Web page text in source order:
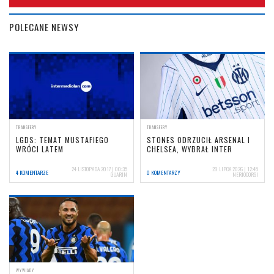
POLECANE NEWSY
TRANSFERY
LGDS: TEMAT MUSTAFIEGO
WRÓCI LATEM
4 KOMENTARZE 24 LISTOPADA 2017 | 00:35
GUARIN
TRANSFERY
STONES ODRZUCIŁ ARSENAL I
CHELSEA, WYBRAŁ INTER
0 KOMENTARZY 29 LIPCA 2026 | 12:45
NERIOCORSI
WYWIADY